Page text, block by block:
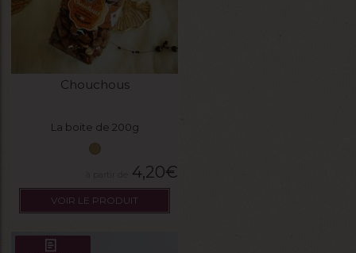
Chouchous
La boite de 200g
4,20€
VOIR LE PRODUIT